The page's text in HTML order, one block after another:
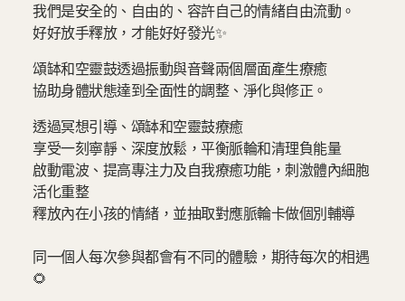
我們是安全的、自由的、容許自己的情緒自由流動。
好好放手釋放，才能好好發光✨
頌缽和空靈鼓透過振動與音聲兩個層面產生療癒
協助身體狀態達到全面性的調整、淨化與修正。
透過冥想引導、頌缽和空靈鼓療癒
享受一刻寧靜、深度放鬆，平衡脈輪和清理負能量
啟動電波、提高專注力及自我療癒功能，刺激體內細胞
活化重整
釋放內在小孩的情緒，並抽取對應脈輪卡做個別輔導
同一個人每次參與都會有不同的體驗，期待每次的相遇
🌻